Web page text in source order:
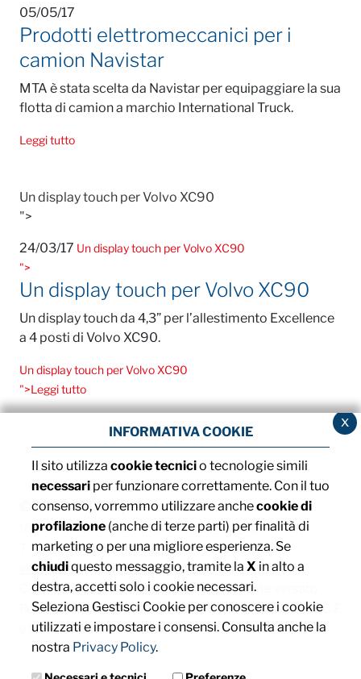
05/05/17
Prodotti elettromeccanici per i
camion Navistar
MTA è stata scelta da Navistar per equipaggiare la sua
flotta di camion a marchio International Truck.
Leggi tutto
Un display touch per Volvo XC90
">
24/03/17 Un display touch per Volvo XC90
">
Un display touch per Volvo XC90
Un display touch da 4,3” per l’allestimento Excellence
a 4 posti di Volvo XC90.
Un display touch per Volvo XC90
">Leggi tutto
©2013 MTA S.p.A.
V.le dell'Industria, 12 - 26845 Codogno (LO) - ITALIA
T. +39 0377 4181 / F. +39 0377 418493 / Email:
info@mta.it/ PEC:mtaspa@pec.it
Capitale sociale € 8.000.000,00 interamente versato
Registro delle imprese di Milano, Monza Brianza e Lodi, C.F.
e P. IVA: IT00828540153
x
INFORMATIVA COOKIE
Il sito utilizza cookie tecnicio tecnologie simili
necessari per funzionare correttamente. Con il tuo
consenso, vorremmo utilizzare anchecookie di
profilazione (anche di terze parti) per finalità di
marketing o per una migliore esperienza. Se
chiudiquesto messaggio, tramite la X in alto a
destra, accetti solo i cookie necessari.
Seleziona Gestisci Cookie per conoscere i cookie
utilizzati e impostare i consensi. Consulta anche la
nostra Privacy Policy.